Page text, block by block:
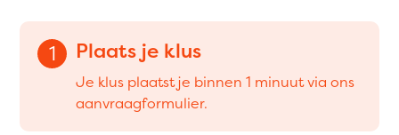
1 Plaats je klus
Je klus plaatst je binnen 1 minuut via ons
aanvraagformulier.